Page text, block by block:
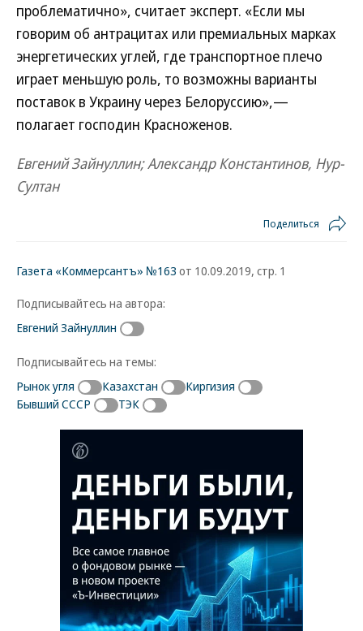
проблематично», считает эксперт. «Если мы
говорим об антрацитах или премиальных марках
энергетических углей, где транспортное плечо
играет меньшую роль, то возможны варианты
поставок в Украину через Белоруссию»,—
полагает господин Красноженов.
Евгений Зайнуллин; Александр Константинов, Нур-
Султан
Поделиться
Газета «Коммерсантъ» №163 от 10.09.2019, стр. 1
Подписывайтесь на автора:
Евгений Зайнуллин
Подписывайтесь на темы:
Рынок угля
Казахстан
Киргизия
Бывший СССР
ТЭК